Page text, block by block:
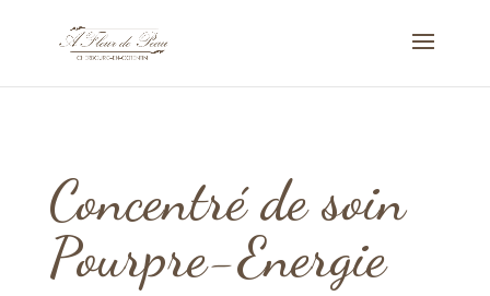
Concentré de soin
Pourpre-Energie